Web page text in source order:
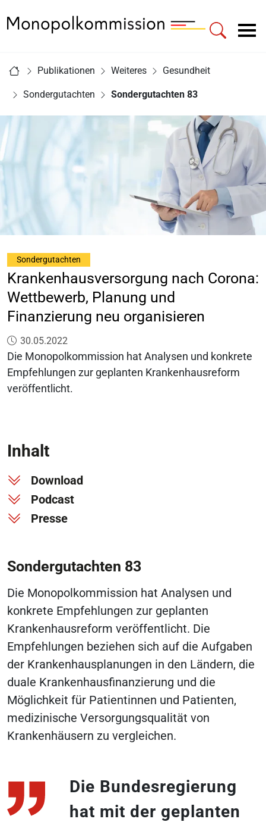
Publikationen Weiteres Gesundheit
Sondergutachten Sondergutachten 83
Krankenhausversorgung nach Corona:
Wettbewerb, Planung und
Finanzierung neu organisieren
Veröffentlicht am:
30.05.2022
Sondergutachten
Die Monopolkommission hat Analysen und konkrete
Empfehlungen zur geplanten Krankenhausreform
veröffentlicht.
Inhalt
Download
Podcast
Presse
Sondergutachten 83
Die Monopolkommission hat Analysen und
konkrete Empfehlungen zur geplanten
Krankenhausreform veröffentlicht. Die
Empfehlungen beziehen sich auf die Aufgaben
der Krankenhausplanungen in den Ländern, die
duale Krankenhausfinanzierung und die
Möglichkeit für Patientinnen und Patienten,
medizinische Versorgungsqualität von
Krankenhäusern zu vergleichen.
Die Bundesregierung
hat mit der geplanten